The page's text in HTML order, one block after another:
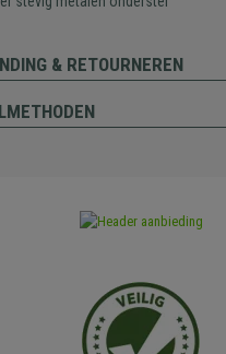
& RETOURNEREN